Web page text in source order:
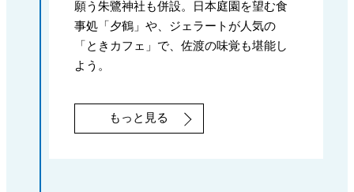
願う朱鷺神社も併設。日本庭園を望む食
事処「夕鶴」や、ジェラートが人気の
「ときカフェ」で、佐渡の味覚も堪能し
よう。
もっと見る